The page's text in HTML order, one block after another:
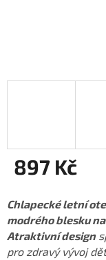
897 Kč
cena:
Chlapecké letní
modrého blesku
Atraktivní design
pro zdravý vývoj